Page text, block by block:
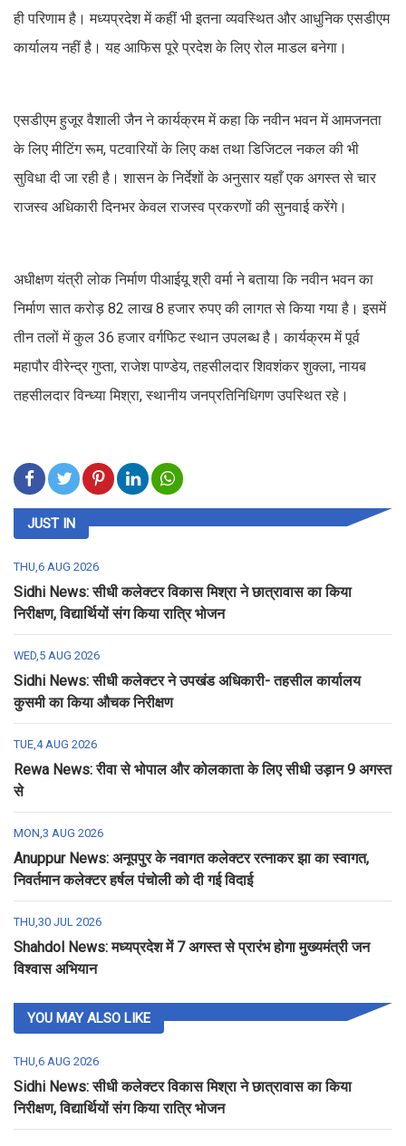
ही परिणाम है। मध्यप्रदेश में कहीं भी इतना व्यवस्थित और आधुनिक एसडीएम
कार्यालय नहीं है। यह आफिस पूरे प्रदेश के लिए रोल माडल बनेगा।
एसडीएम हुजूर वैशाली जैन ने कार्यक्रम में कहा कि नवीन भवन में आमजनता
के लिए मीटिंग रूम, पटवारियों के लिए कक्ष तथा डिजिटल नकल की भी
सुविधा दी जा रही है। शासन के निर्देशों के अनुसार यहाँ एक अगस्त से चार
राजस्व अधिकारी दिनभर केवल राजस्व प्रकरणों की सुनवाई करेंगे।
अधीक्षण यंत्री लोक निर्माण पीआईयू श्री वर्मा ने बताया कि नवीन भवन का
निर्माण सात करोड़ 82 लाख 8 हजार रुपए की लागत से किया गया है। इसमें
तीन तलों में कुल 36 हजार वर्गफिट स्थान उपलब्ध है। कार्यक्रम में पूर्व
महापौर वीरेन्द्र गुप्ता, राजेश पाण्डेय, तहसीलदार शिवशंकर शुक्ला, नायब
तहसीलदार विन्ध्या मिश्रा, स्थानीय जनप्रतिनिधिगण उपस्थित रहे।
JUST IN
THU,6 AUG 2026
Sidhi News: सीधी कलेक्टर विकास मिश्रा ने छात्रावास का किया
निरीक्षण, विद्यार्थियों संग किया रात्रि भोजन
WED,5 AUG 2026
Sidhi News: सीधी कलेक्टर ने उपखंड अधिकारी- तहसील कार्यालय
कुसमी का किया औचक निरीक्षण
TUE,4 AUG 2026
Rewa News: रीवा से भोपाल और कोलकाता के लिए सीधी उड़ान 9 अगस्त
से
MON,3 AUG 2026
Anuppur News: अनूपपुर के नवागत कलेक्टर रत्नाकर झा का स्वागत,
निवर्तमान कलेक्टर हर्षल पंचोली को दी गई विदाई
THU,30 JUL 2026
Shahdol News: मध्यप्रदेश में 7 अगस्त से प्रारंभ होगा मुख्यमंत्री जन
विश्वास अभियान
YOU MAY ALSO LIKE
THU,6 AUG 2026
Sidhi News: सीधी कलेक्टर विकास मिश्रा ने छात्रावास का किया
निरीक्षण, विद्यार्थियों संग किया रात्रि भोजन